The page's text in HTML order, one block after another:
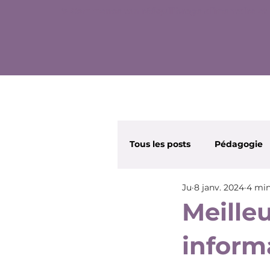
Tous les posts Pédagogie
Wonder Nana
Ju 8 janv. 2024 4